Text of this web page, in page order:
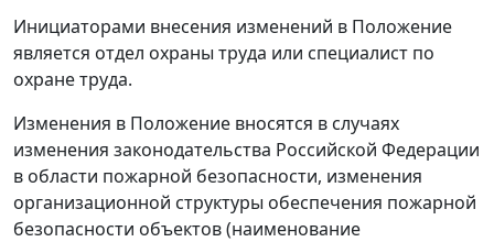
Инициаторами внесения изменений в Положение
является отдел охраны труда или специалист по
охране труда.
Изменения в Положение вносятся в случаях
изменения законодательства Российской Федерации
в области пожарной безопасности, изменения
организационной структуры обеспечения пожарной
безопасности объектов(наименование